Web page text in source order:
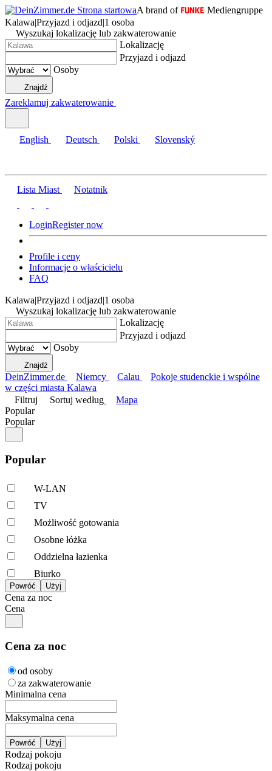
A brand of
Mediengruppe
Kalawa|Przyjazd i odjazd|1 osoba
Wyszukaj lokalizację lub zakwaterowanie
Lokalizację
Przyjazd i odjazd
Osoby
Znajdź
Zareklamuj zakwaterowanie
English Deutsch Polski Slovenský
Lista Miast Notatnik
LoginRegister now
Profile i ceny
Informacje o właścicielu
FAQ
Kalawa|Przyjazd i odjazd|1 osoba
Wyszukaj lokalizację lub zakwaterowanie
Lokalizację
Przyjazd i odjazd
Osoby
Znajdź
DeinZimmer.de Niemcy Calau
Pokoje studenckie i wspólne
w części miasta Kalawa
Filtruj
Sortuj według
Mapa
Popular
Popular
Popular
W-LAN
TV
Możliwość gotowania
Osobne łóżka
Oddzielna łazienka
Biurko
Cena za noc
Cena
Cena za noc
od osoby
za zakwaterowanie
Minimalna cena
Maksymalna cena
Rodzaj pokoju
Rodzaj pokoju